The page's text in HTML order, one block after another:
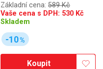
Základní cena: 589 Kč
Vaše cena s DPH: 530 Kč
Skladem
-10%
Koupit